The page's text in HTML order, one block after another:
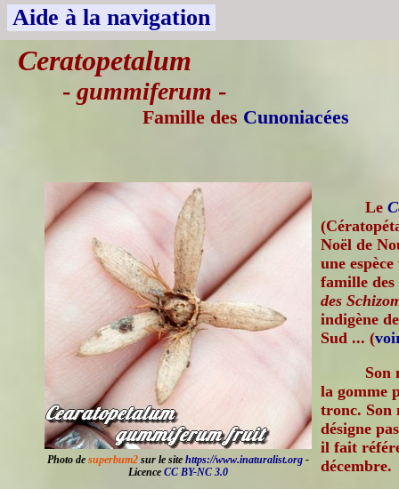
Aide à la navigation
Ceratopetalum
- gummiferum -
Famille des Cunoniacées
Photo de superbum2 sur le site https://www.inaturalist.org -
Licence CC BY-NC 3.0
Le
Noël de
une
famille des
des
indigène
Sud ... (
Son
la gomme
tronc. Son
désigne
il fait
décembre.